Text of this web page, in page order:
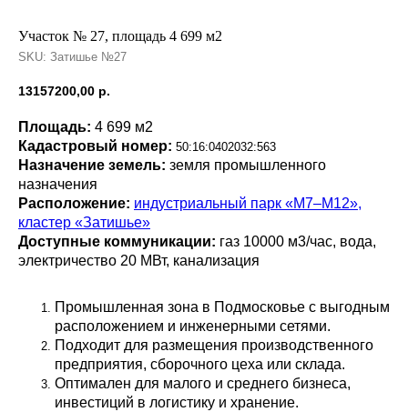
Участок № 27, площадь 4 699 м2
SKU: Затишье №27
13157200,00 р.
Площадь: 4 699 м2
Кадастровый номер: 50:16:0402032:563
Назначение земель: земля промышленного
назначения
Расположение: индустриальный парк «М7–М12»,
кластер «Затишье»
Доступные коммуникации: газ 10000 м3/час, вода,
электричество 20 МВт, канализация
Промышленная зона в Подмосковье с выгодным
расположением и инженерными сетями.
Подходит для размещения производственного
предприятия, сборочного цеха или склада.
Оптимален для малого и среднего бизнеса,
инвестиций в логистику и хранение.